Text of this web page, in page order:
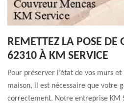
REMETTEZ LA POSE DE
62310 À KM SERVICE
Pour préserver l’état de vos murs
maison, il est nécessaire que votre
correctement. Notre entreprise KM